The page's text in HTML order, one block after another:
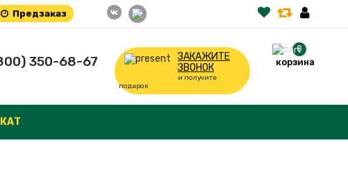
Предзаказ
350-68-67
ЗАКАЖИТЕ
ЗВОНОК
и получите
подарок
0
корзина